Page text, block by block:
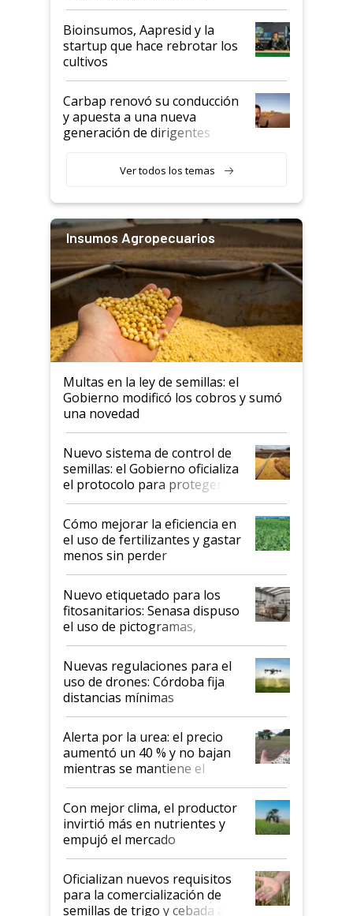
Bioinsumos, Aapresid y la
startup que hace rebrotar los
cultivos
Carbap renovó su conducción
y apuesta a una nueva
generación de dirigentes
Ver todos los temas
Insumos Agropecuarios
Multas en la ley de semillas: el
Gobierno modificó los cobros y sumó
una novedad
Nuevo sistema de control de
semillas: el Gobierno oficializa
el protocolo para proteger la
propiedad intelectual
Cómo mejorar la eficiencia en
el uso de fertilizantes y gastar
menos sin perder
productividad en la campaña
fina
Nuevo etiquetado para los
fitosanitarios: Senasa dispuso
el uso de pictogramas,
palabras de advertencia e
indicaciones
Nuevas regulaciones para el
uso de drones: Córdoba fija
distancias mínimas
Alerta por la urea: el precio
aumentó un 40 % y no bajan
mientras se mantiene el
conflicto en Medio Oriente
Con mejor clima, el productor
invirtió más en nutrientes y
empujó el mercado
Oficializan nuevos requisitos
para la comercialización de
semillas de trigo y cebada a